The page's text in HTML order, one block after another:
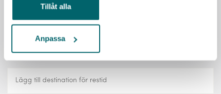
Tillåt alla
Anpassa